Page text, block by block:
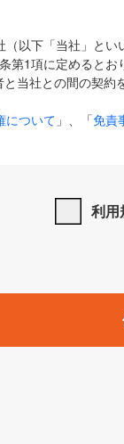
以下「当社」と
第1項に定めると
当社との間の契約
について 」、「免責
用されるものとし
が提供する以下の
に関連して当社が
」「
利用